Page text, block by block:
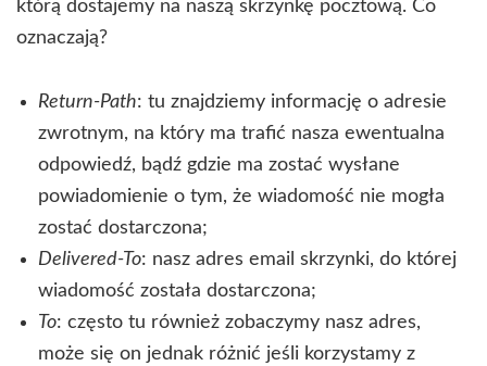
którą dostajemy na naszą skrzynkę pocztową. Co
oznaczają?
Return-Path: tu znajdziemy informację o adresie
zwrotnym, na który ma trafić nasza ewentualna
odpowiedź, bądź gdzie ma zostać wysłane
powiadomienie o tym, że wiadomość nie mogła
zostać dostarczona;
Delivered-To: nasz adres email skrzynki, do której
wiadomość została dostarczona;
To: często tu również zobaczymy nasz adres,
może się on jednak różnić jeśli korzystamy z